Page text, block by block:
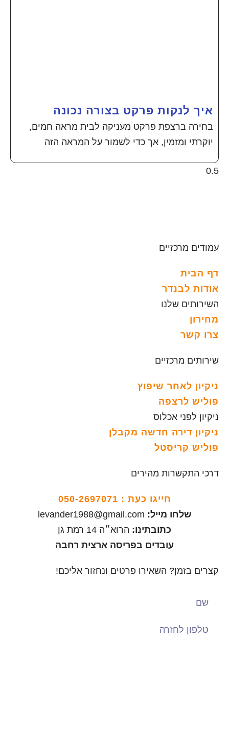
איך לנקות פרקט בצורה נכונה
בחירה ברצפת פרקט מעניקה לבית מראה חמים,
יוקרתי ומזמין, אך כדי לשמור על המראה הזה
עמודים מרכזיים
דף הבית
אודות לבנדר
השירותים שלנו
מחירון
צרו קשר
שירותים מרכזיים
ניקיון לאחר שיפוץ
פוליש לרצפה
ניקיון לפני אכלוס
ניקיון דירה חדשה מקבלן
פוליש קריסטל
דרכי התקשרות מהירים
חייגו כעת : 050-2697071
שלחו מייל: levander1988@gmail.com
כתובתינו: הרוא״ה 14 רמת גן
עובדים בפריסה ארצית רחבה
קצרים בזמן? השאירו פרטים ונחזור אליכם!